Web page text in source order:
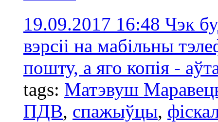
19.09.2017 16:48 Чэк
вэрсіі на мабільны
пошту, а яго копія -
tags: Матэвуш
ПДВ, спажыўцы,